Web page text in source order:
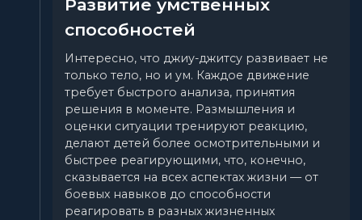
Развитие умственных
способностей
Интересно, что джиу-джитсу развивает не
только тело, но и ум. Каждое движение
требует быстрого анализа, принятия
решения в моменте. Размышления и
оценки ситуации тренируют реакцию,
делают детей более осмотрительными и
быстрее реагирующими, что, конечно,
сказывается на всех аспектах жизни — от
боевых навыков до способности
реагировать в разных жизненных